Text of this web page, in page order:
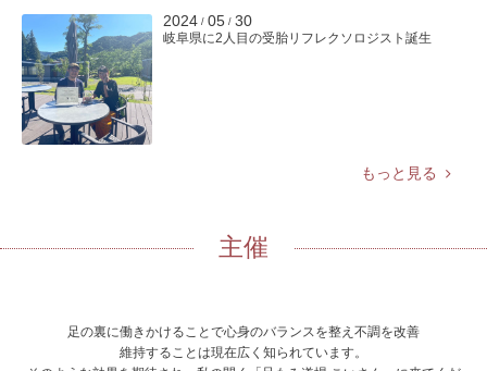
2024 / 05 / 30
岐阜県に2人目の受胎リフレクソロジスト誕生
もっと見る
主催
足の裏に働きかけることで心身のバランスを整え不調を改善
維持することは現在広く知られています。